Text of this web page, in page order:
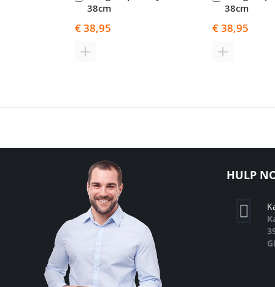
38cm
€ 38,95
Winkelwagen
TOEVOEGEN
38cm
€ 38,95
TOEVOEGEN
HULP